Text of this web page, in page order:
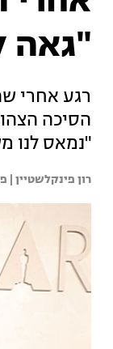
"גאה
רגע אחרי
הסיכה
"נמאס לנו
רון פינקלשטיין |